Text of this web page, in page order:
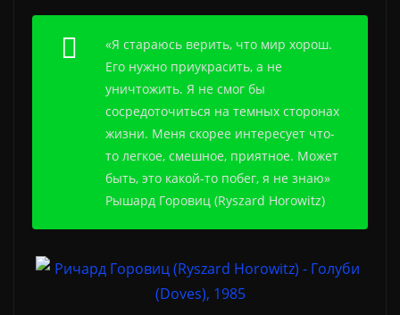
«Я стараюсь верить, что мир хорош.
Его нужно приукрасить, а не
уничтожить. Я не смог бы
сосредоточиться на темных сторонах
жизни. Меня скорее интересует что-
то легкое, смешное, приятное. Может
быть, это какой-то побег, я не знаю»
Рышард Горовиц (Ryszard Horowitz)